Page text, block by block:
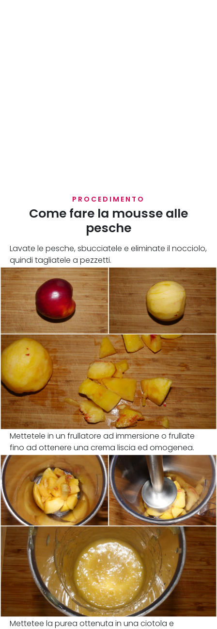
PROCEDIMENTO
Come fare la mousse alle
pesche
Lavate le pesche, sbucciatele e eliminate il nocciolo,
quindi tagliatele a pezzetti.
Mettetele in un frullatore ad immersione o frullate
fino ad ottenere una crema liscia ed omogenea.
Mettetee la purea ottenuta in una ciotola e